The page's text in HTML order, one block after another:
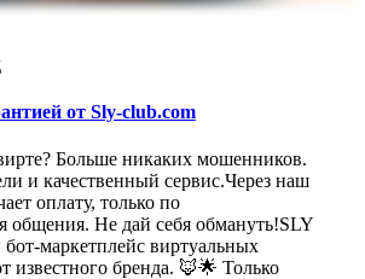
от Sly-club.com
Больше никаких мошенников.
и качественный сервис.Через наш
оплату, только по
общения. Не дай себя обмануть!SLY
маркетплейс виртуальных
известного бренда. 🦊🌟 Только